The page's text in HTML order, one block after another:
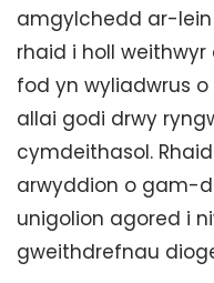
amgylchedd ar-lein
rhaid i holl
fod yn wyliadwrus
allai godi drwy
cymdeithasol.
arwyddion o gam-
unigolion agored i
gweithdrefnau